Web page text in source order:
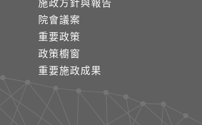
施政方針與報告
院會議案
重要政策
政策櫥窗
重要施政成果